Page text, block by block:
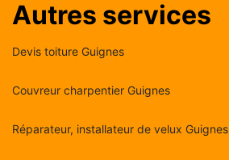
Autres services
Devis toiture Guignes
Couvreur charpentier Guignes
Réparateur, installateur de velux Guignes